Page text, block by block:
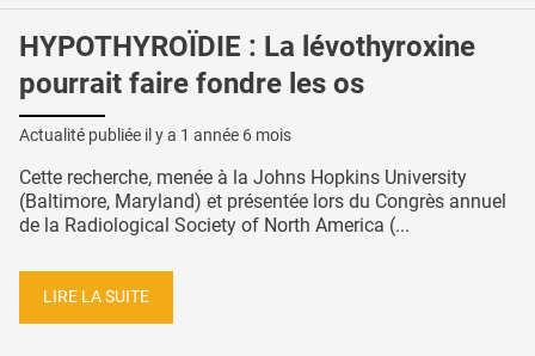
HYPOTHYROÏDIE : La lévothyroxine
pourrait faire fondre les os
Actualité publiée il y a 1 année 6 mois
Cette recherche, menée à la Johns Hopkins University
(Baltimore, Maryland) et présentée lors du Congrès annuel
de la Radiological Society of North America (...
LIRE LA SUITE